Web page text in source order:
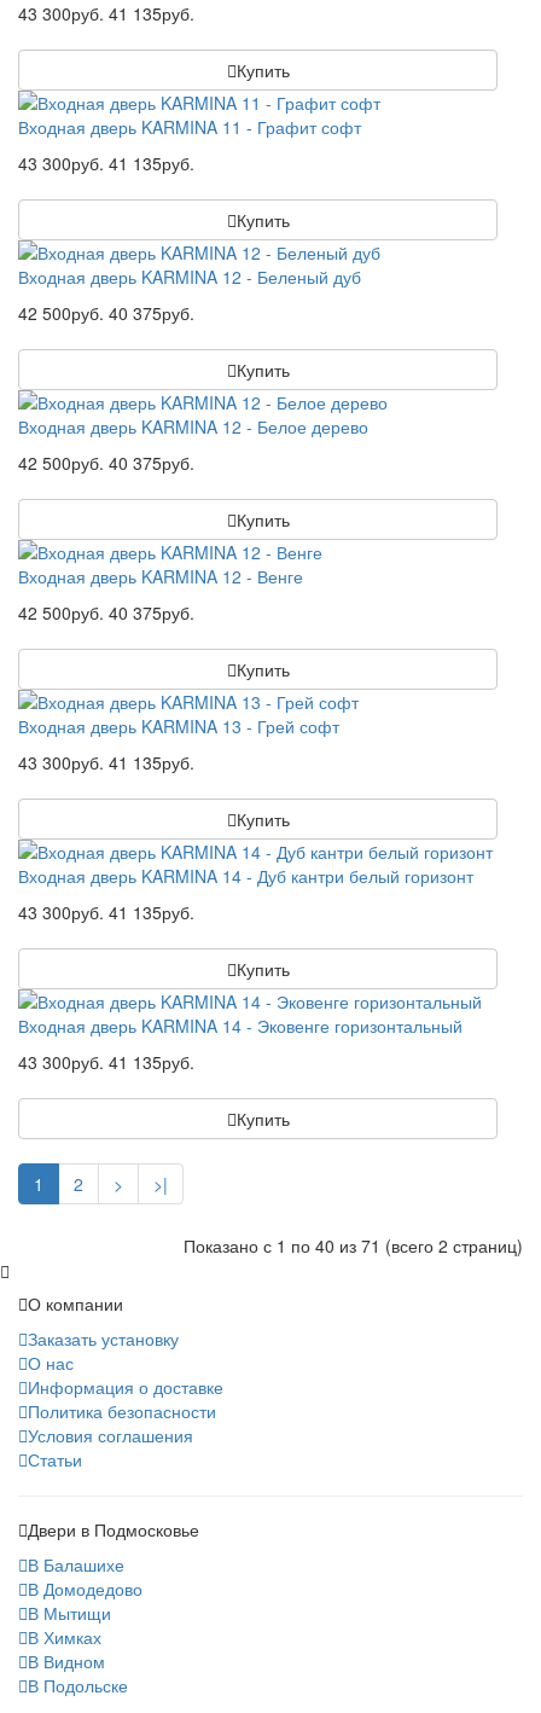
43 300руб. 41 135руб.
Купить
Входная дверь KARMINA 11 - Графит софт
43 300руб. 41 135руб.
Купить
Входная дверь KARMINA 12 - Беленый дуб
42 500руб. 40 375руб.
Купить
Входная дверь KARMINA 12 - Белое дерево
42 500руб. 40 375руб.
Купить
Входная дверь KARMINA 12 - Венге
42 500руб. 40 375руб.
Купить
Входная дверь KARMINA 13 - Грей софт
43 300руб. 41 135руб.
Купить
Входная дверь KARMINA 14 - Дуб кантри белый горизонт
43 300руб. 41 135руб.
Купить
Входная дверь KARMINA 14 - Эковенге горизонтальный
43 300руб. 41 135руб.
Купить
1 2 > >|
Показано с 1 по 40 из 71 (всего 2 страниц)
О компании
Заказать установку
О нас
Информация о доставке
Политика безопасности
Условия соглашения
Статьи
Двери в Подмосковье
В Балашихе
В Домодедово
В Мытищи
В Химках
В Видном
В Подольске